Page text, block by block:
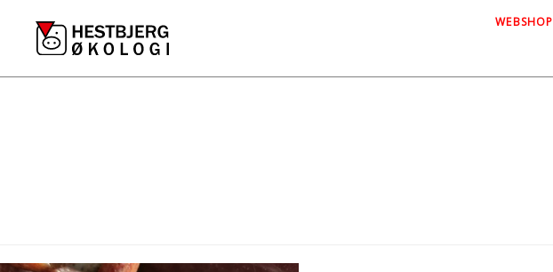
content
WEBSHOP